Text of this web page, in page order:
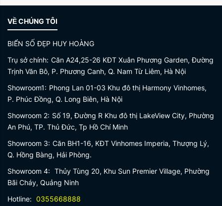
VỀ CHÚNG TÔI
BIỂN SỐ ĐẸP HUY HOÀNG
Trụ sở chính: Căn A24,25-26 KĐT Xuân Phương Garden, Đường
Trịnh Văn Bô, P. Phương Canh, Q. Nam Từ Liêm, Hà Nội
Showroom1: Phong Lan 01-03 Khu đô thị Harmony Vinhomes,
P. Phúc Đồng, Q. Long Biên, Hà Nội
Showroom 2: Số 19, Đường R Khu đô thị LakeView City, Phường
An Phú, TP. Thủ Đức, Tp Hồ Chí Minh
Showroom 3: Căn BH1-16, KĐT Vinhomes Imperia, Thượng Lý,
Q. Hồng Bàng, Hải Phòng.
Showroom 4: Thủy Tùng 20, Khu Sun Premier Village, Phường
Bãi Cháy, Quảng Ninh
Hotline: 0355668888